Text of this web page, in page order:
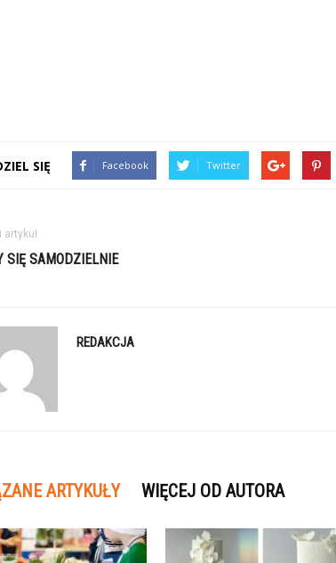
SIĘ Facebook Twitter
artykuł
SIĘ SAMODZIELNIE
REDAKCJA
ARTYKUŁY WIĘCEJ OD AUTORA